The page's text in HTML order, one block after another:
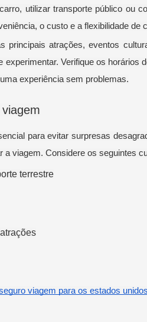
utilizar transporte público ou
o custo e a flexibilidade de
principais atrações, eventos
Verifique os horários
experiência sem problemas.
para evitar surpresas
a viagem. Considere os seguintes
terrestre
viagem para os estados unidos